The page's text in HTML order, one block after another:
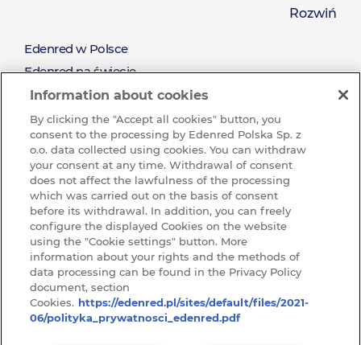
Pozyskaj nowych klientów i zadbaj o relacje z
Rozwiń
O
Edenred
Edenred w Polsce
Edenred na świecie
Misja i wartości
Zrównoważony rozwój (CSR)
Pracuj w Grupie Edenred
Dlaczego warto u nas pracować?
Ochrona sygnalistów w Edenred
Baza
wiedzy
BAZA WIEDZY
Kontakt
KONTAKT
RODO
ARTYKUŁY
Information about cookies
By clicking the "Accept all cookies" button, you
consent to the processing by Edenred Polska Sp. z
o.o. data collected using cookies. You can withdraw
your consent at any time. Withdrawal of consent
does not affect the lawfulness of the processing
which was carried out on the basis of consent
before its withdrawal. In addition, you can freely
configure the displayed Cookies on the website
using the "Cookie settings" button. More
information about your rights and the methods of
data processing can be found in the Privacy Policy
document, section
Cookies. https://edenred.pl/sites/default/files/2021-
06/polityka_prywatnosci_edenred.pdf